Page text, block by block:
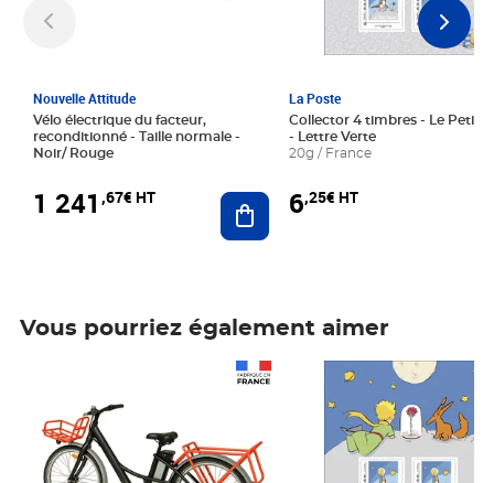
Nouvelle Attitude
Vélo électrique du facteur,
reconditionné - Taille normale -
Noir/ Rouge
1 241 ,67€ HT Ajouter au panier
La Poste
Collector 4 timbres - Le Petit
- Lettre Verte
20g / France
6,25€ HT
Vous pourriez également aimer
Prix 6,25€ HT